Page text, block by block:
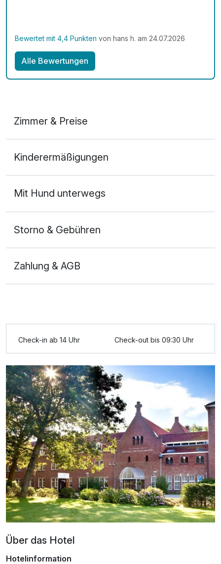
Bewertet mit 4,4 Punkten von hans h. am 24.07.2026
Alle Bewertungen
Zimmer & Preise
2 Erwachsene und 1 Kind
Für 3 Tage
Kinderermäßigungen
Mit Hund unterwegs
Storno & Gebühren
Zahlung & AGB
Check-in ab 14 Uhr Check-out bis 09:30 Uhr
Über das Hotel
Hotelinformation